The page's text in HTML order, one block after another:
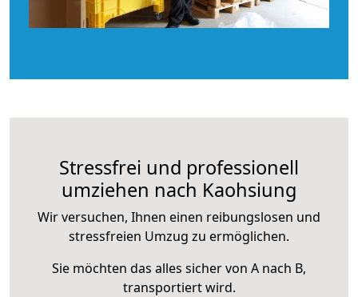
Stressfrei und professionell
umziehen nach Kaohsiung
Wir versuchen, Ihnen einen reibungslosen und
stressfreien Umzug zu ermöglichen.
Sie möchten das alles sicher von A nach B,
transportiert wird.